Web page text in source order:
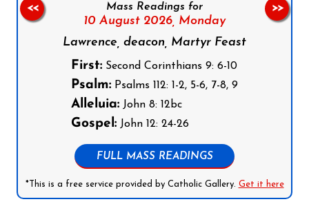
Mass Readings for
10 August 2026, Monday
Lawrence, deacon, Martyr Feast
First: Second Corinthians 9: 6-10
Psalm: Psalms 112: 1-2, 5-6, 7-8, 9
Alleluia: John 8: 12bc
Gospel: John 12: 24-26
FULL MASS READINGS
*This is a free service provided by Catholic Gallery. Get it here
<< >>